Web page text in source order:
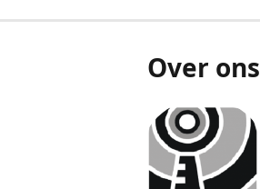
Over ons